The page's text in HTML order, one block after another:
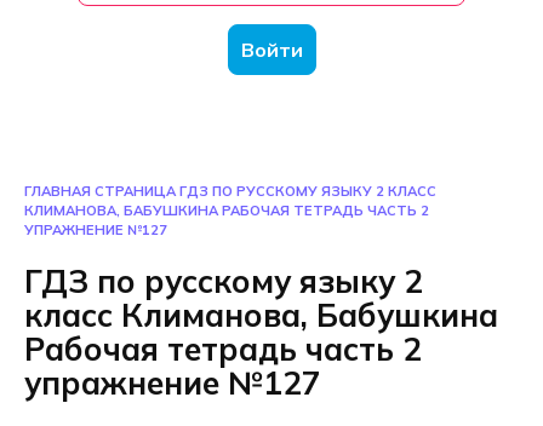
Войти
ГЛАВНАЯ СТРАНИЦА ГДЗ ПО РУССКОМУ ЯЗЫКУ 2 КЛАСС
КЛИМАНОВА, БАБУШКИНА РАБОЧАЯ ТЕТРАДЬ ЧАСТЬ 2
УПРАЖНЕНИЕ №127
ГДЗ по русскому языку 2
класс Климанова, Бабушкина
Рабочая тетрадь часть 2
упражнение №127